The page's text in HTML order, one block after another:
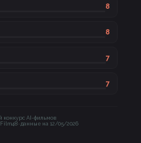
8
8
7
7
конкурс AI-фильмов
· данные на 12/05/2026